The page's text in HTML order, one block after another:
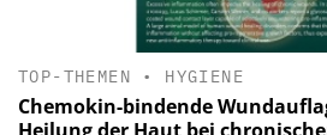
TOP-THEMEN • HYGIENE
Chemokin-bindende